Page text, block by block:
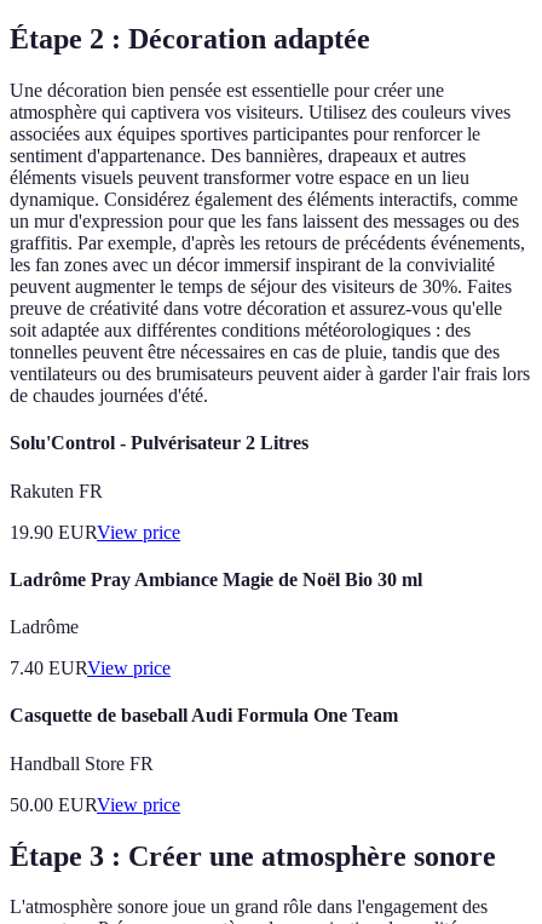
Étape 2 : Décoration adaptée
Une décoration bien pensée est essentielle pour créer une
atmosphère qui captivera vos visiteurs. Utilisez des couleurs vives
associées aux équipes sportives participantes pour renforcer le
sentiment d'appartenance. Des bannières, drapeaux et autres
éléments visuels peuvent transformer votre espace en un lieu
dynamique. Considérez également des éléments interactifs, comme
un mur d'expression pour que les fans laissent des messages ou des
graffitis. Par exemple, d'après les retours de précédents événements,
les fan zones avec un décor immersif inspirant de la convivialité
peuvent augmenter le temps de séjour des visiteurs de 30%. Faites
preuve de créativité dans votre décoration et assurez-vous qu'elle
soit adaptée aux différentes conditions météorologiques : des
tonnelles peuvent être nécessaires en cas de pluie, tandis que des
ventilateurs ou des brumisateurs peuvent aider à garder l'air frais lors
de chaudes journées d'été.
Solu'Control - Pulvérisateur 2 Litres
Rakuten FR
19.90 EURView price
Ladrôme Pray Ambiance Magie de Noël Bio 30 ml
Ladrôme
7.40 EURView price
Casquette de baseball Audi Formula One Team
Handball Store FR
50.00 EURView price
Étape 3 : Créer une atmosphère sonore
L'atmosphère sonore joue un grand rôle dans l'engagement des